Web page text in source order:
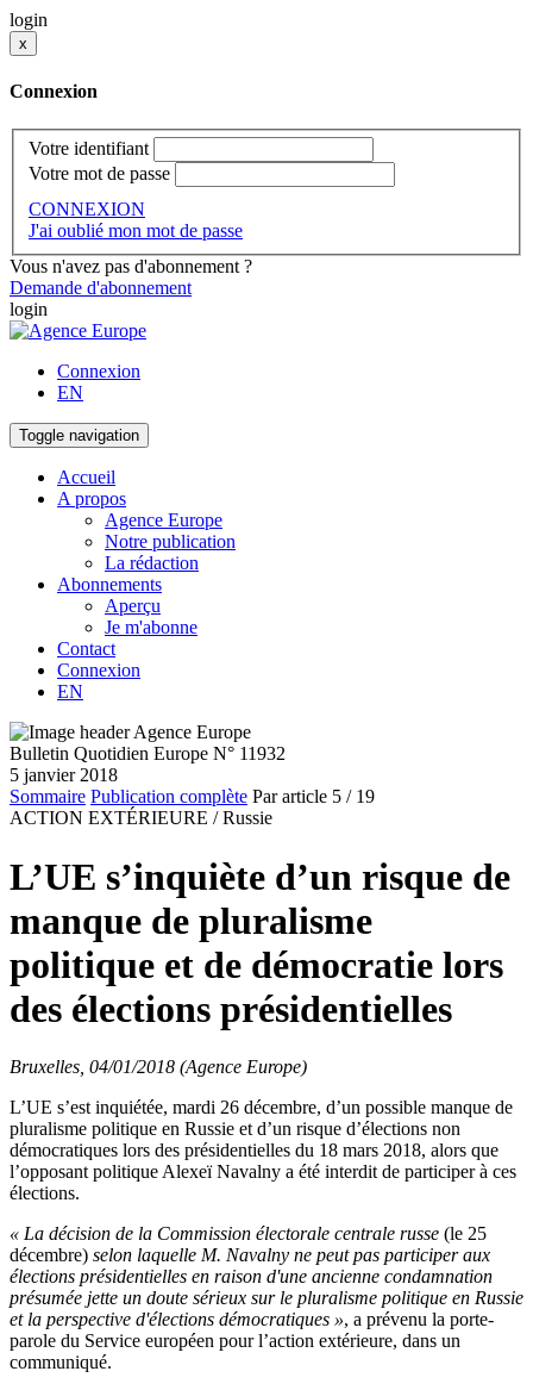
login
x
Connexion
Votre identifiant
Votre mot de passe
CONNEXION
J'ai oublié mon mot de passe
Vous n'avez pas d'abonnement ?
Demande d'abonnement
login
Connexion
EN
Toggle navigation
Accueil
A propos
Agence Europe
Notre publication
La rédaction
Abonnements
Aperçu
Je m'abonne
Contact
Connexion
EN
Bulletin Quotidien Europe N° 11932
5 janvier 2018
Sommaire Publication complète Par article 5 / 19
ACTION EXTÉRIEURE / Russie
L’UE s’inquiète d’un risque de
manque de pluralisme
politique et de démocratie lors
des élections présidentielles
Bruxelles, 04/01/2018 (Agence Europe)
L’UE s’est inquiétée, mardi 26 décembre, d’un possible manque de
pluralisme politique en Russie et d’un risque d’élections non
démocratiques lors des présidentielles du 18 mars 2018, alors que
l’opposant politique Alexeï Navalny a été interdit de participer à ces
élections.
« La décision de la Commission électorale centrale russe (le 25
décembre) selon laquelle M. Navalny ne peut pas participer aux
élections présidentielles en raison d'une ancienne condamnation
présumée jette un doute sérieux sur le pluralisme politique en Russie
et la perspective d'élections démocratiques », a prévenu la porte-
parole du Service européen pour l’action extérieure, dans un
communiqué.